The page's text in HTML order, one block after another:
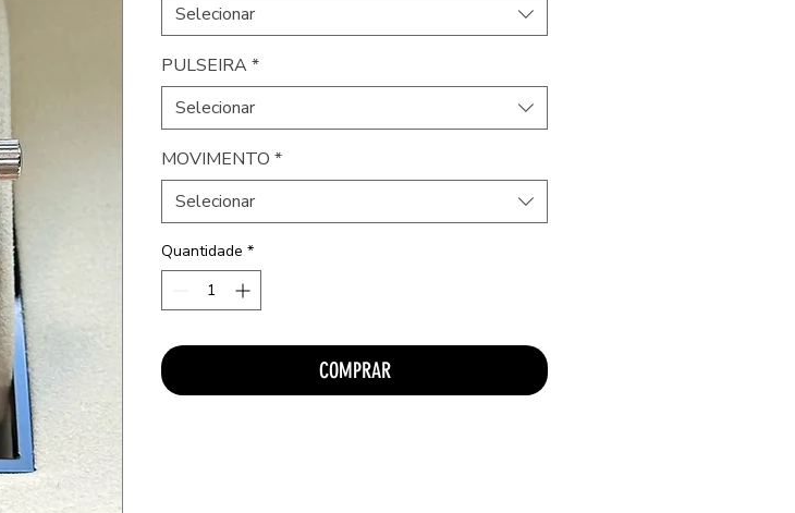
Selecionar
PULSEIRA*
Selecionar
MOVIMENTO *
Selecionar
Quantidade *
COMPRAR